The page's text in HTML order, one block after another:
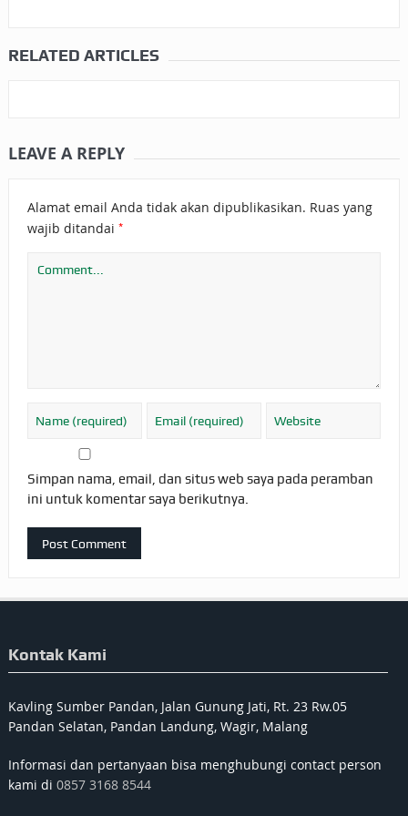
RELATED ARTICLES
LEAVE A REPLY
Alamat email Anda tidak akan dipublikasikan. Ruas yang
wajib ditandai *
Simpan nama, email, dan situs web saya pada peramban
ini untuk komentar saya berikutnya.
Kontak Kami
Kavling Sumber Pandan, Jalan Gunung Jati, Rt. 23 Rw.05
Pandan Selatan, Pandan Landung, Wagir, Malang
Informasi dan pertanyaan bisa menghubungi contact person
kami di 0857 3168 8544